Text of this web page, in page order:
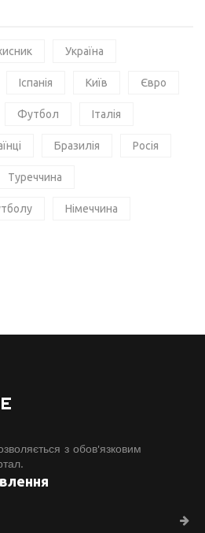
Україна
Іспанія Київ Євро
Футбол Італія
Бразилія Росія
Туреччина
Німеччина
з обов'язковим